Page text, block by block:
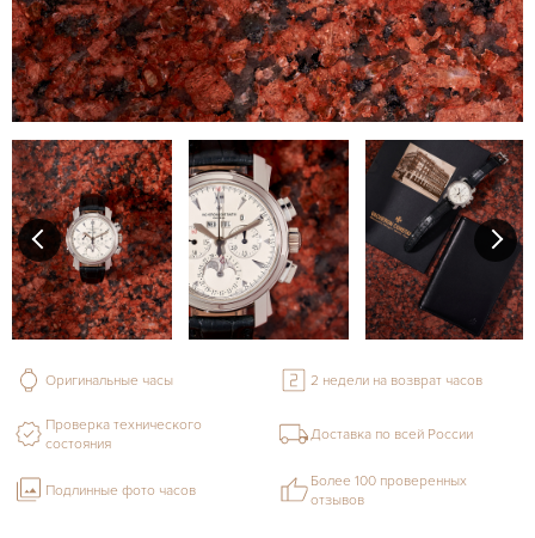
Оригинальные часы 2 недели на возврат часов
Проверка технического
состояния
Доставка по всей России
Подлинные фото часов
Более 100 проверенных
отзывов